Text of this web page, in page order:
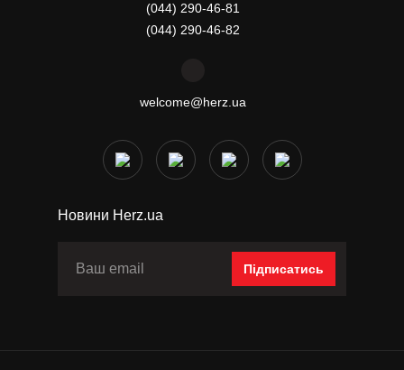
(044) 290-46-81
(044) 290-46-82
welcome@herz.ua
Новини Herz.ua
Підписатись